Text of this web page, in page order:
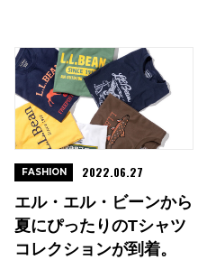
エル・エル・ビーンから
夏にぴったりのTシャツ
コレクションが到着。
FASHION 2022.06.27